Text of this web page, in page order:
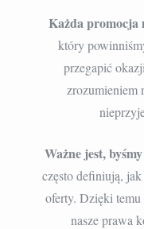
Każda promocja
który
przegapić
zrozumieniem
Ważne jest,
często definiują,
oferty. Dzięki
nasze prawa